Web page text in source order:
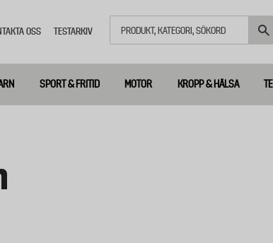
OSS TESTARKIV
SPORT & FRITID MOTOR KROPP & HÄLSA